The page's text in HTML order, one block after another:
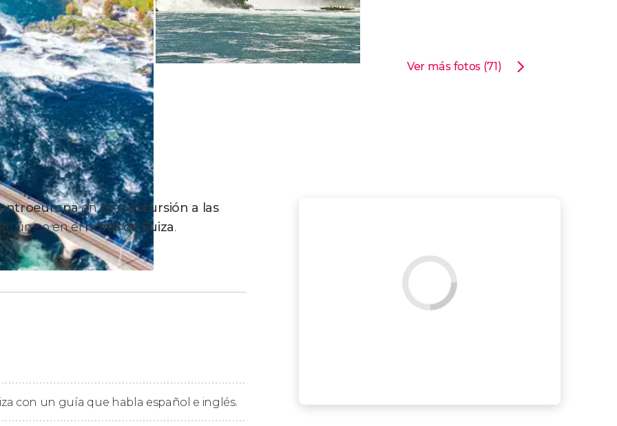
Ver más fotos (71)
en estaexcursión a las
único en elnorte de Suiza.
a los bellos paisajes septentrionales
y su caudal oscila entre los 200 y los 700
con un guía que habla español e inglés.